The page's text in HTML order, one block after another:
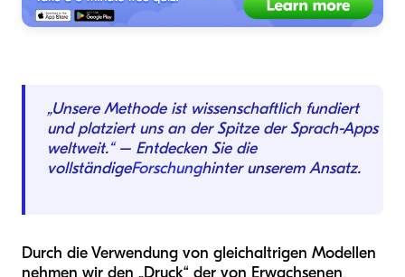
„Unsere Methode ist wissenschaftlich fundiert
und platziert uns an der Spitze der Sprach-Apps
weltweit.“ – Entdecken Sie die
vollständigeForschunghinter unserem Ansatz.
Durch die Verwendung von gleichaltrigen Modellen
nehmen wir den „Druck“ der von Erwachsenen